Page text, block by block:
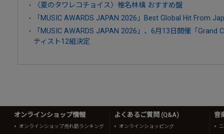
〈夏のタワレコチョイス〉椎名林檎 おすすめ盤
「MUSIC AWARDS JAPAN 2026」Best Global Hit From
「MUSIC AWARDS JAPAN 2026」、6月13日開催「Grand
ティスト12組決定
オンラインショップ情報
オンラインショップ売れ筋ランキング
よくあるご質問 (Q&A)
オンラインショッピング
音